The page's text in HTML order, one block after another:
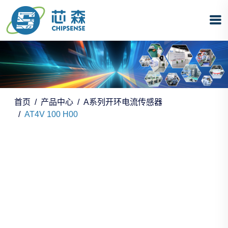
首页 产品中心
A系列开环电流传感器
AT4V 100 H00